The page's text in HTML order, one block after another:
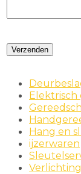
Elektrisch
Hang en
ijzerwaren
Verlichting